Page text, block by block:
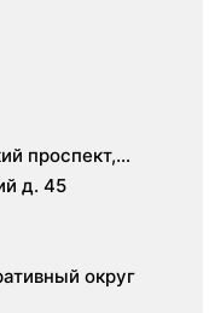
проспект,
д. 45
округ